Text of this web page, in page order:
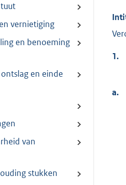
vernietiging
en benoeming
en einde
van
stukken
1.
a.